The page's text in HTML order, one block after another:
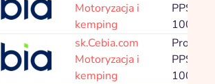
Motoryzacja i
kemping
PPS
100,00
sk.Cebia.com
Motoryzacja i
kemping
Prowizja
PPS
100,00